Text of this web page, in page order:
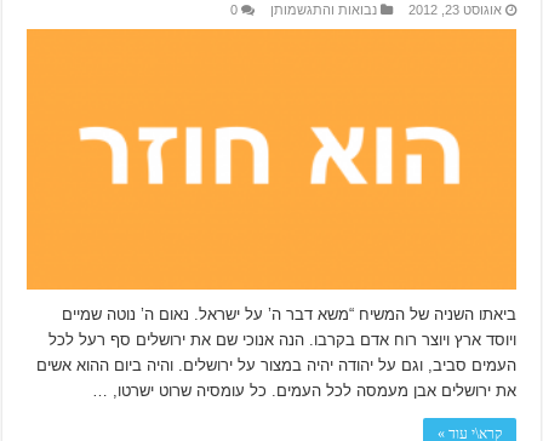
אוגוסט 23, 2012 נבואות והתגשמותן 0
ביאתו השניה של המשיח “משא דבר ה’ על ישראל. נאום ה’ נוטה שמיים
ויוסד ארץ ויוצר רוח אדם בקרבו. הנה אנוכי שם את ירושלים סף רעל לכל
העמים סביב, וגם על יהודה יהיה במצור על ירושלים. והיה ביום ההוא אשים
את ירושלים אבן מעמסה לכל העמים. כל עומסיה שרוט ישרטו, …
קרא\י עוד »